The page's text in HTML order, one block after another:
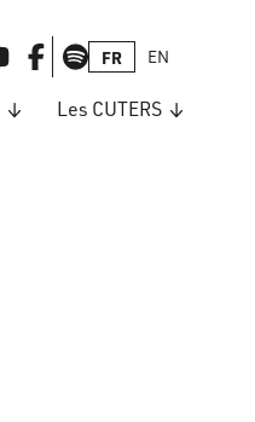
FR EN
Les CUTERS